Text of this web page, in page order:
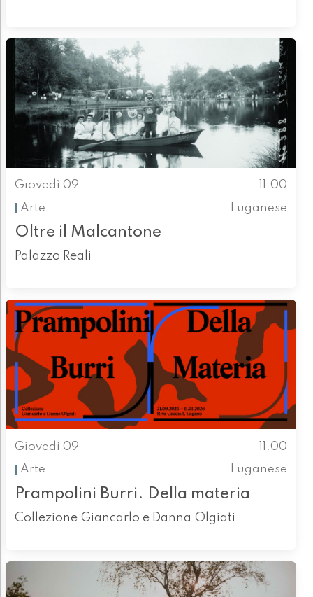
Giovedì 09
11.00
Arte
Luganese
Oltre il Malcantone
Palazzo Reali
Giovedì 09
11.00
Arte
Luganese
Prampolini Burri. Della materia
Collezione Giancarlo e Danna Olgiati